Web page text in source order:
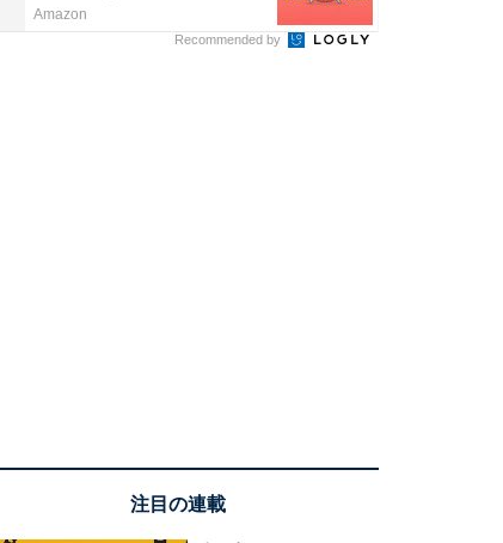
Amazon
Recommended by
注目の連載